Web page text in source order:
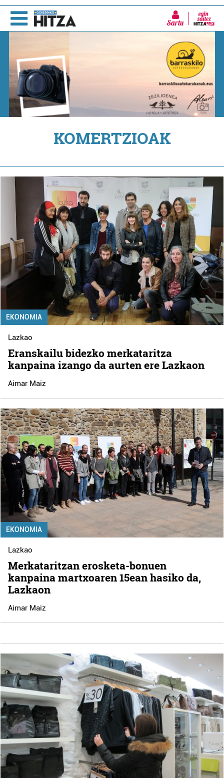
Sartu
KOMERTZIOAK
EKONOMIA
Lazkao
Eranskailu bidezko merkataritza
kanpaina izango da aurten ere Lazkaon
Aimar Maiz
EKONOMIA
Lazkao
Merkataritzan erosketa-bonuen
kanpaina martxoaren 15ean hasiko da,
Lazkaon
Aimar Maiz